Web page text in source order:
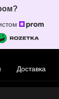
Доставка